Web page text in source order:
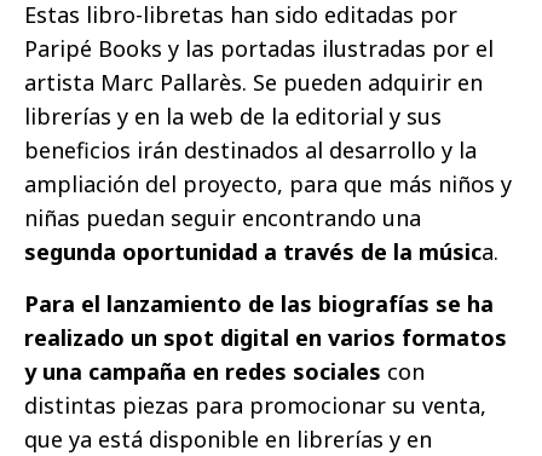
Estas libro-libretas han sido editadas por
Paripé Books y las portadas ilustradas por el
artista Marc Pallarès. Se pueden adquirir en
librerías y en la web de la editorial y sus
beneficios irán destinados al desarrollo y la
ampliación del proyecto, para que más niños y
niñas puedan seguir encontrando una
segunda oportunidad a través de la música.
Para el lanzamiento de las biografías se ha
realizado un spot digital en varios formatos
y una campaña en redes sociales con
distintas piezas para promocionar su venta,
que ya está disponible en librerías y en